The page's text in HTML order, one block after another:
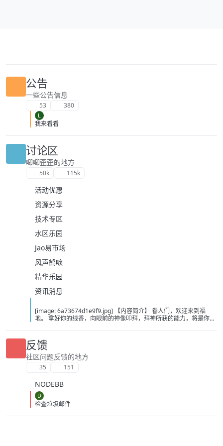
公告
一些公告信息
53 380
L
我来看看
讨论区
唧唧歪歪的地方
50k 115k
活动优惠
资源分享
技术专区
水区乐园
Jao易市场
风声鹤唳
精华乐园
资讯消息
[image: 6a73674d1e9f9.jpg] 【内容简介】 眷人们，欢迎来到福
地。 拿好你的线香，向眼前的神像叩拜，拜神所获的能力，将是你们
悲剧轮回…… 【作者简介】 作者：幻梦猎人，起点中文网作者，代表
作品：《灾厄收容所》《诡异分解指南》《天灾疯人院》《基因收容
所》等 【下载地址】 百度：
https://pan.baidu.com/s/1CTpsB1_Ju5NwzAhO0MvwZQ?pwd=9a1v
夸克：https://pan.quark.cn/s/ffe07719ebb3?pwd=aUYh 移动：
反馈
社区问题反馈的地方
35 151
NODEBB
D
检查垃圾邮件